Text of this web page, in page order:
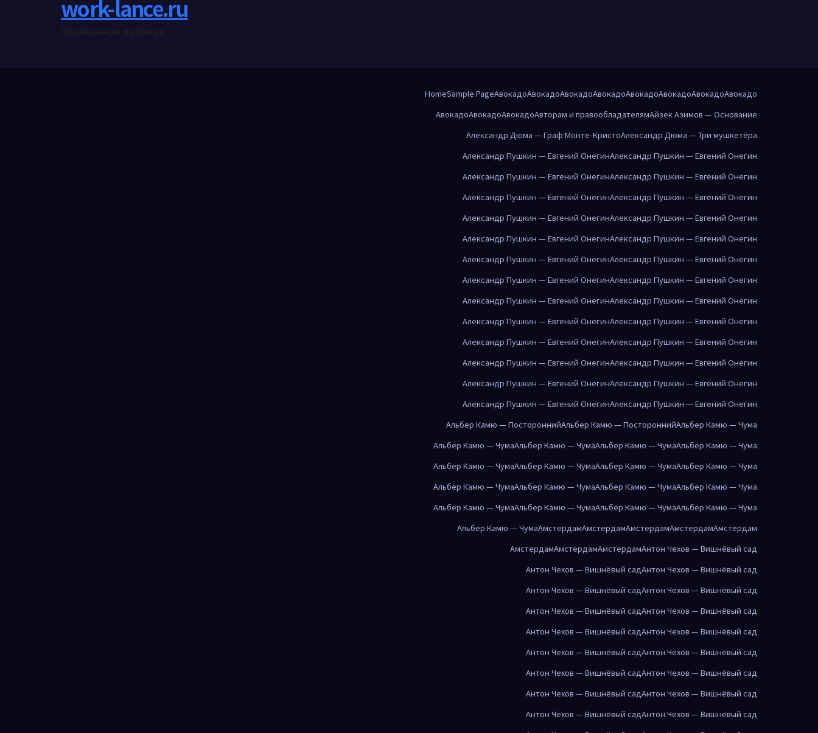
work-lance.ru
HomeSample PageАвокадоАвокадоАвокадоАвокадоАвокадоАвокадоАвокадоАвокадо
АвокадоАвокадоАвокадоАвторам и правообладателямАйзек Азимов — Основание
Александр Дюма — Граф Монте-КристоАлександр Дюма — Три мушкетёра
Александр Пушкин — Евгений ОнегинАлександр Пушкин — Евгений Онегин
Александр Пушкин — Евгений ОнегинАлександр Пушкин — Евгений Онегин
Александр Пушкин — Евгений ОнегинАлександр Пушкин — Евгений Онегин
Александр Пушкин — Евгений ОнегинАлександр Пушкин — Евгений Онегин
Александр Пушкин — Евгений ОнегинАлександр Пушкин — Евгений Онегин
Александр Пушкин — Евгений ОнегинАлександр Пушкин — Евгений Онегин
Александр Пушкин — Евгений ОнегинАлександр Пушкин — Евгений Онегин
Александр Пушкин — Евгений ОнегинАлександр Пушкин — Евгений Онегин
Александр Пушкин — Евгений ОнегинАлександр Пушкин — Евгений Онегин
Александр Пушкин — Евгений ОнегинАлександр Пушкин — Евгений Онегин
Александр Пушкин — Евгений ОнегинАлександр Пушкин — Евгений Онегин
Александр Пушкин — Евгений ОнегинАлександр Пушкин — Евгений Онегин
Александр Пушкин — Евгений ОнегинАлександр Пушкин — Евгений Онегин
Альбер Камю — ПостороннийАльбер Камю — ПостороннийАльбер Камю — Чума
Альбер Камю — ЧумаАльбер Камю — ЧумаАльбер Камю — ЧумаАльбер Камю — Чума
Альбер Камю — ЧумаАльбер Камю — ЧумаАльбер Камю — ЧумаАльбер Камю — Чума
Альбер Камю — ЧумаАльбер Камю — ЧумаАльбер Камю — ЧумаАльбер Камю — Чума
Альбер Камю — ЧумаАльбер Камю — ЧумаАльбер Камю — ЧумаАльбер Камю — Чума
Альбер Камю — ЧумаАмстердамАмстердамАмстердамАмстердамАмстердам
АмстердамАмстердамАмстердамАнтон Чехов — Вишнёвый сад
Антон Чехов — Вишнёвый садАнтон Чехов — Вишнёвый сад
Антон Чехов — Вишнёвый садАнтон Чехов — Вишнёвый сад
Антон Чехов — Вишнёвый садАнтон Чехов — Вишнёвый сад
Антон Чехов — Вишнёвый садАнтон Чехов — Вишнёвый сад
Антон Чехов — Вишнёвый садАнтон Чехов — Вишнёвый сад
Антон Чехов — Вишнёвый садАнтон Чехов — Вишнёвый сад
Антон Чехов — Вишнёвый садАнтон Чехов — Вишнёвый сад
Антон Чехов — Вишнёвый садАнтон Чехов — Вишнёвый сад